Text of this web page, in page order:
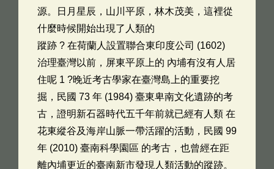
源。日月星辰，山川平原，林木茂美，這裡從
什麼時候開始出現了人類的
蹤跡 ? 在荷蘭人設置聯合東印度公司 (1602)
治理臺灣以前，屏東平原上的 內埔有沒有人居
住呢 1 ?晚近考古學家在臺灣島上的重要挖
掘，民國 73 年 (1984) 臺東卑南文化遺跡的考
古，證明新石器時代五千年前就已經有人類 在
花東縱谷及海岸山脈一帶活躍的活動，民國 99
年 (2010) 臺南科學園區 的考古，也曾經在距
離內埔更近的臺南新市發現人類活動的蹤跡。